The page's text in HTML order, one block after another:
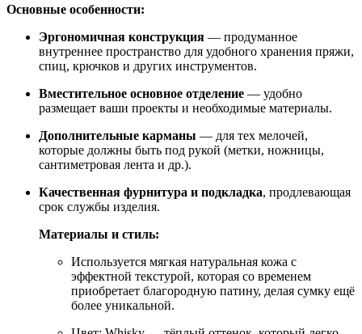
Основные особенности:
Эргономичная конструкция — продуманное
внутреннее пространство для удобного хранения пряжи,
спиц, крючков и других инструментов.
Вместительное основное отделение — удобно
размещает ваши проекты и необходимые материалы.
Дополнительные карманы — для тех мелочей,
которые должны быть под рукой (метки, ножницы,
сантиметровая лента и др.).
Качественная фурнитура и подкладка, продлевающая
срок службы изделия.
Материалы и стиль:
Используется мягкая натуральная кожа с
эффектной текстурой, которая со временем
приобретает благородную патину, делая сумку ещё
более уникальной.